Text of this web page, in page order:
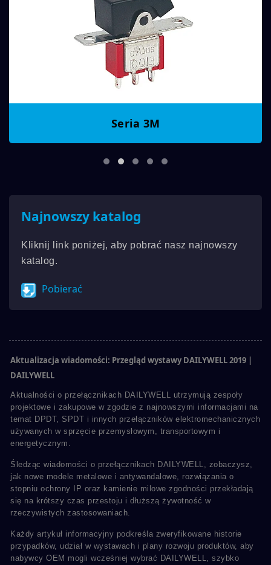
Seria 3M
Najnowszy katalog
Kliknij link poniżej, aby pobrać nasz najnowszy
katalog.
Pobierać
Aktualizacja wiadomości: Przegląd wystawy DAILYWELL 2019 |
DAILYWELL
Aktualności o przełącznikach DAILYWELL utrzymują zespoły
projektowe i zakupowe w zgodzie z najnowszymi informacjami na
temat DPDT, SPDT i innych przełączników elektromechanicznych
używanych w sprzęcie przemysłowym, transportowym i
energetycznym.
Śledząc wiadomości o przełącznikach DAILYWELL, zobaczysz,
jak nowe modele metalowe i antywandalowe, rozwiązania o
stopniu ochrony IP oraz kamienie milowe zgodności przekładają
się na krótszy czas przestoju i dłuższą żywotność w
rzeczywistych zastosowaniach.
Każdy artykuł informacyjny podkreśla zweryfikowane historie
przypadków, udział w wystawach i plany rozwoju produktów, aby
nabywcy OEM mogli wcześniej wybrać DAILYWELL, szybko